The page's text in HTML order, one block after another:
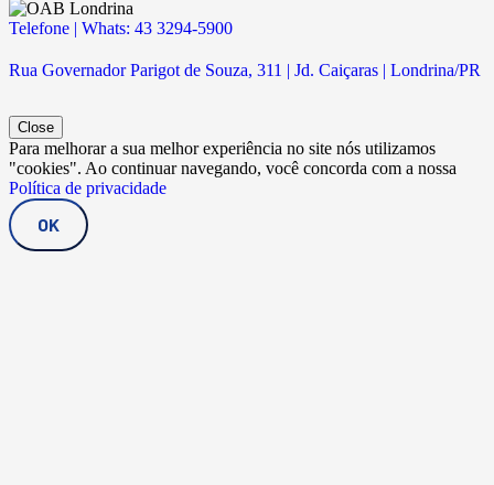
Telefone | Whats: 43 3294-5900
Rua Governador Parigot de Souza, 311 | Jd. Caiçaras | Londrina/PR
Close
Para melhorar a sua melhor experiência no site nós utilizamos
"cookies". Ao continuar navegando, você concorda com a nossa
Política de privacidade
OK